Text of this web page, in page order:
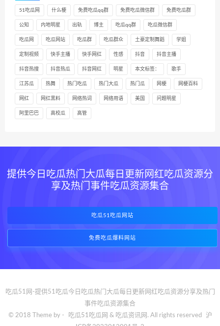
51吃瓜网 什么梗 免费吃瓜qq群 免费吃瓜微信群 免费吃瓜群
公知 内地明星 出轨 博主 吃瓜qq群 吃瓜微信群
吃瓜网 吃瓜网站 吃瓜群 吃瓜群众 土豪定制舞蹈 学姐
定制视频 快手主播 快手网红 性感 抖音 抖音主播
抖音热搜 抖音热瓜 抖音网红 明星 本文标签： 歌手
江苏瓜 热舞 热门吃瓜 热门大瓜 热门瓜 网梗 网梗百科
网红 网红黑料 网络热词 网络用语 美国 问题明星
阿里巴巴 高校瓜 高管
提供今日吃瓜热门大瓜每日更新网红吃瓜资源分
享及热门事件吃瓜资源集合
吃瓜51吃瓜网站
免费吃瓜爆料网站
吃瓜51网-提供51吃瓜今日吃瓜热门大瓜每日更新网红吃瓜资源分享及热门
事件吃瓜资源集合
© 2018 Theme by -
吃瓜51吃瓜网 & 吃瓜资讯网. All rights reserved
沪